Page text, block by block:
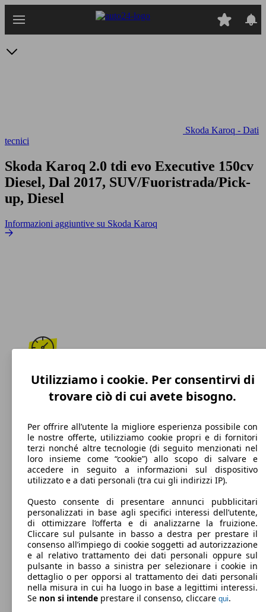
Skoda Karoq - Dati
tecnici
Skoda Karoq 2.0 tdi evo Executive 150cv
Diesel, Dal 2017, SUV/Fuoristrada/Pick-
up, Diesel
Informazioni aggiuntive su Skoda Karoq
207 km/h
Velocità massima
Diesel
Carburante
114 g/km
Emissioni di CO2 (combinato)*
Utilizziamo i cookie. Per consentirvi di
trovare ciò di cui avete bisogno.
Per offrire all’utente la migliore esperienza possibile con
le nostre offerte, utilizziamo cookie propri e di fornitori
terzi nonché altre tecnologie (di seguito menzionati nel
loro insieme come “cookie”) allo scopo di salvare e
accedere in seguito a informazioni sul dispositivo
utilizzato e a dati personali (tra cui gli indirizzi IP).
Questo consente di presentare annunci pubblicitari
personalizzati in base agli specifici interessi dell’utente,
di ottimizzare l’offerta e di analizzarne la fruizione.
Cliccare sul pulsante in basso a destra per prestare il
consenso all’impiego di cookie soggetti ad autorizzazione
e al relativo trattamento dei dati personali oppure sul
pulsante in basso a sinistra per selezionare i cookie in
dettaglio o per opporsi al trattamento dei dati personali
nella misura in cui ha luogo in base a legittimi interessi.
Se non si intende prestare il consenso, cliccare qui.